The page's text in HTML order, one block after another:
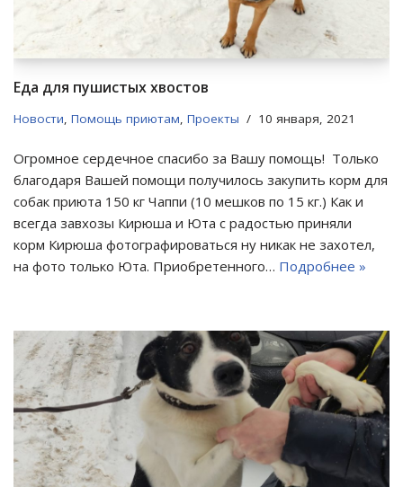
Еда для пушистых хвостов
Новости, Помощь приютам, Проекты 10 января, 2021
Огромное сердечное спасибо за Вашу помощь! Только
благодаря Вашей помощи получилось закупить корм для
собак приюта 150 кг Чаппи (10 мешков по 15 кг.) Как и
всегда завхозы Кирюша и Юта с радостью приняли
корм Кирюша фотографироваться ну никак не захотел,
на фото только Юта. Приобретенного… Подробнее »